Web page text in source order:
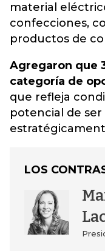
material
confecciones,
productos de
Agregaron que
categoría de
que refleja
potencial de ser
LOS